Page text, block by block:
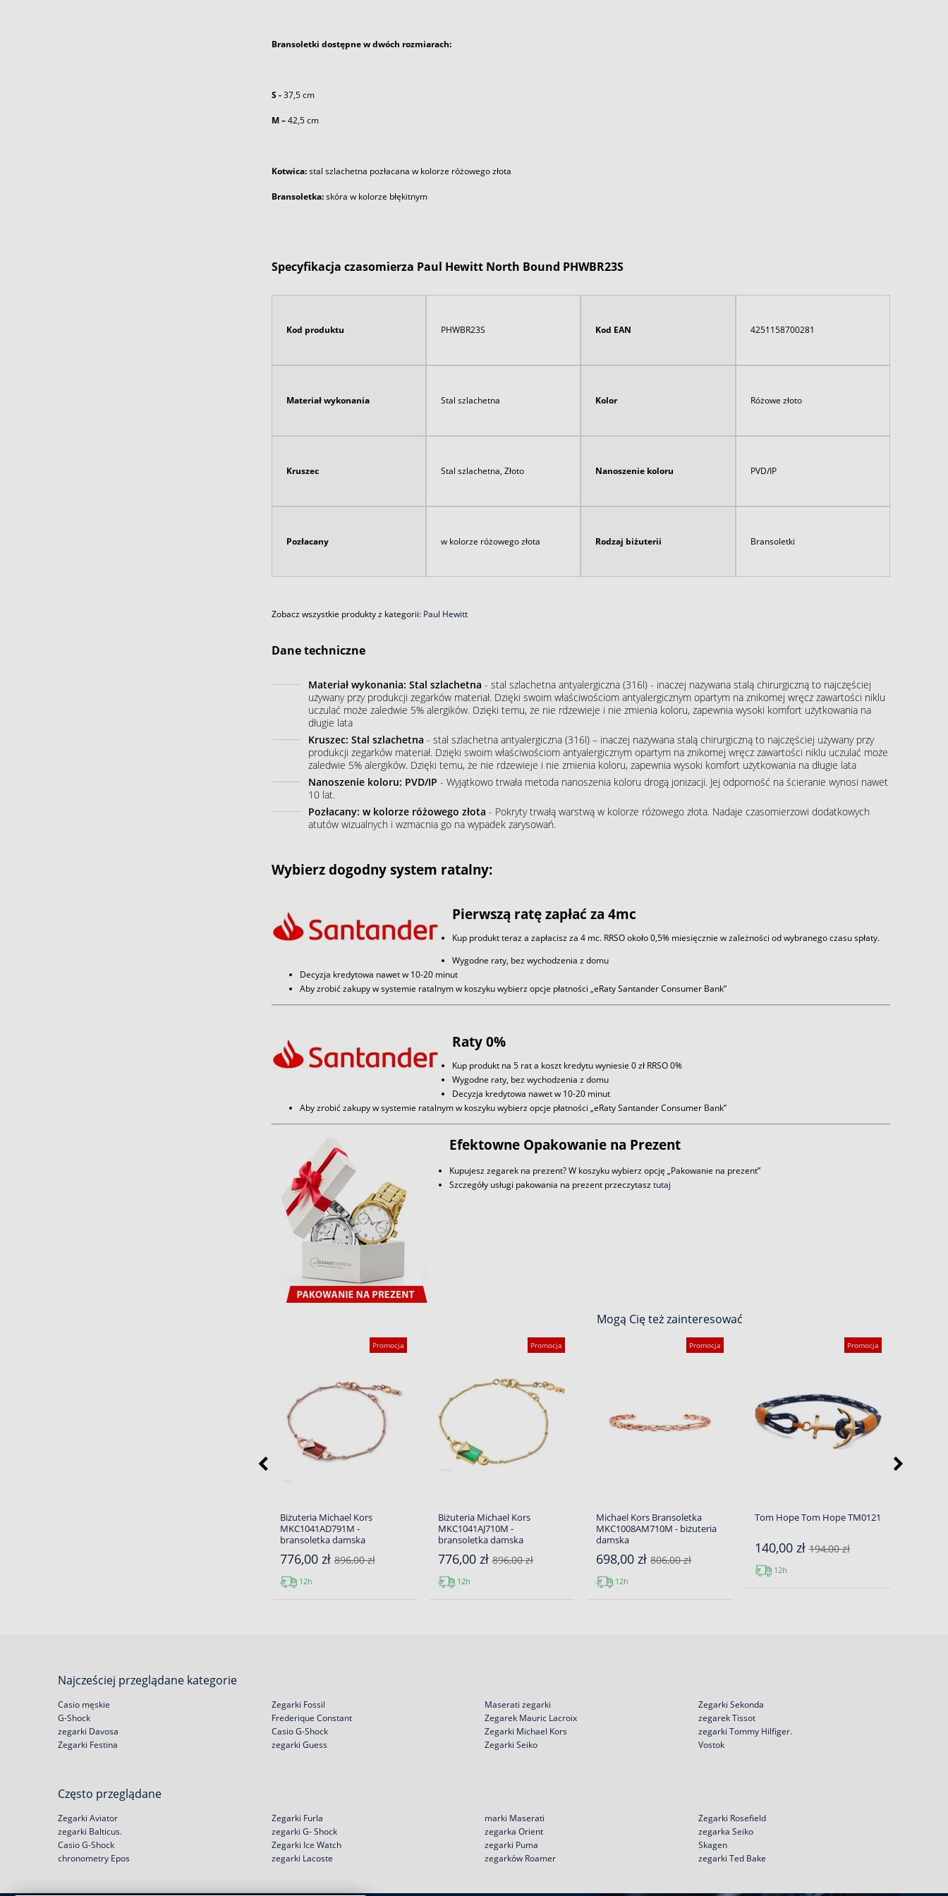
Bransoletki dostępne w dwóch rozmiarach:
S -37,5 cm
M –42,5 cm
Kotwica:stal szlachetna pozłacana w kolorze różowego złota
Bransoletka:skóra w kolorze błękitnym
Specyfikacja czasomierza Paul Hewitt North Bound PHWBR23S
Kod produktu PHWBR23S Kod EAN 4251158700281
Materiał wykonania Stal szlachetna Kolor Różowe złoto
Kruszec Stal szlachetna, Złoto Nanoszenie koloru PVD/IP
Pozłacany w kolorze różowego złota Rodzaj biżuterii Bransoletki
Zobacz wszystkie produkty z kategorii: Paul Hewitt
Dane techniczne
Materiał wykonania: Stal szlachetna - stal szlachetna antyalergiczna (316l) - inaczej nazywana stalą chirurgiczną to najczęściej
używany przy produkcji zegarków materiał. Dzięki swoim właściwościom antyalergicznym opartym na znikomej wręcz zawartości niklu
uczulać może zaledwie 5% alergików. Dzięki temu, że nie rdzewieje i nie zmienia koloru, zapewnia wysoki komfort użytkowania na
długie lata
Kruszec: Stal szlachetna - stal szlachetna antyalergiczna (316l) – inaczej nazywana stalą chirurgiczną to najczęściej używany przy
produkcji zegarków materiał. Dzięki swoim właściwościom antyalergicznym opartym na znikomej wręcz zawartości niklu uczulać może
zaledwie 5% alergików. Dzięki temu, że nie rdzewieje i nie zmienia koloru, zapewnia wysoki komfort użytkowania na długie lata
Nanoszenie koloru: PVD/IP - Wyjątkowo trwała metoda nanoszenia koloru drogą jonizacji. Jej odporność na ścieranie wynosi nawet
10 lat.
Pozłacany: w kolorze różowego złota - Pokryty trwałą warstwą w kolorze różowego złota. Nadaje czasomierzowi dodatkowych
atutów wizualnych i wzmacnia go na wypadek zarysowań.
Wybierz dogodny system ratalny:
Pierwszą ratę zapłać za 4mc
Kup produkt teraz a zapłacisz za 4 mc. RRSO około 0,5% miesięcznie w zależności od wybranego czasu spłaty.
Wygodne raty, bez wychodzenia z domu
Decyzja kredytowa nawet w 10-20 minut
Aby zrobić zakupy w systemie ratalnym w koszyku wybierz opcje płatności „eRaty Santander Consumer Bank”
Raty 0%
Kup produkt na 5 rat a koszt kredytu wyniesie 0 zł RRSO 0%
Wygodne raty, bez wychodzenia z domu
Decyzja kredytowa nawet w 10-20 minut
Aby zrobić zakupy w systemie ratalnym w koszyku wybierz opcje płatności „eRaty Santander Consumer Bank”
Efektowne Opakowanie na Prezent
Kupujesz zegarek na prezent? W koszyku wybierz opcję „Pakowanie na prezent”
Szczegóły usługi pakowania na prezent przeczytasztutaj
Mogą Cię też zainteresować
Promocja
Biżuteria Michael Kors
MKC1041AD791M -
bransoletka damska
776,00 zł896,00 zł
12h
Promocja
Biżuteria Michael Kors
MKC1041AJ710M -
bransoletka damska
776,00 zł 896,00 zł
12h
Promocja
Michael Kors Bransoletka
MKC1008AM710M - biżuteria
damska
698,00 zł806,00 zł
12h
Promocja
Tom Hope Tom Hope TM0121
140,00 zł194,00 zł
12h
Najcześciej przeglądane kategorie
Casio męskie
G-Shock
zegarki Davosa
Zegarki Festina
Zegarki Fossil
Frederique Constant
Casio G-Shock
zegarki Guess
Maserati zegarki
Zegarek Mauric Lacroix
Zegarki Michael Kors
Zegarki Seiko
Zegarki Sekonda
zegarek Tissot
zegarki Tommy Hilfiger.
Vostok
Często przeglądane
Zegarki Aviator
zegarki Balticus.
Casio G-Shock
chronometry Epos
Zegarki Furla
zegarki G- Shock
Zegarki Ice Watch
zegarki Lacoste
marki Maserati
zegarka Orient
zegarki Puma
zegarków Roamer
Zegarki Rosefield
zegarka Seiko
Skagen
zegarki Ted Bake